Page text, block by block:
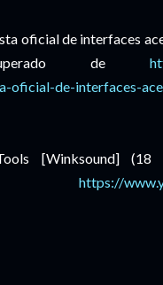
oficial de interfaces
de
oficial-de-interfaces-
[Winksound] (18
de https://